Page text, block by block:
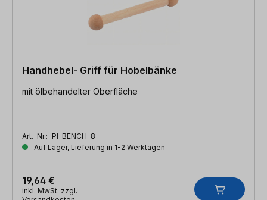
Handhebel- Griff für Hobelbänke
mit ölbehandelter Oberfläche
Art.-Nr.: PI-BENCH-8
Auf Lager, Lieferung in 1-2 Werktagen
19,64 €
inkl. MwSt. zzgl.